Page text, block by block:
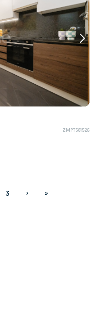
ZMPT581526
3 › »